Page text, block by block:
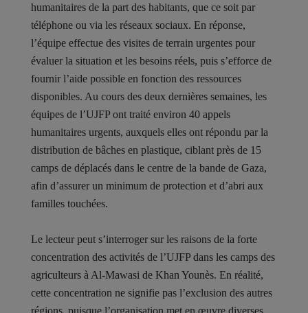
humanitaires de la part des habitants, que ce soit par
téléphone ou via les réseaux sociaux. En réponse,
l’équipe effectue des visites de terrain urgentes pour
évaluer la situation et les besoins réels, puis s’efforce de
fournir l’aide possible en fonction des ressources
disponibles. Au cours des deux dernières semaines, les
équipes de l’UJFP ont traité environ 40 appels
humanitaires urgents, auxquels elles ont répondu par la
distribution de bâches en plastique, ciblant près de 15
camps de déplacés dans le centre de la bande de Gaza,
afin d’assurer un minimum de protection et d’abri aux
familles touchées.
Le lecteur peut s’interroger sur les raisons de la forte
concentration des activités de l’UJFP dans les camps des
agriculteurs à Al-Mawasi de Khan Younès. En réalité,
cette concentration ne signifie pas l’exclusion des autres
régions, puisque l’organisation met en œuvre diverses